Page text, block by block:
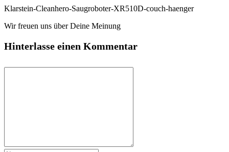
Klarstein-Cleanhero-Saugroboter-XR510D-couch-haenger
Wir freuen uns über Deine Meinung
Hinterlasse einen Kommentar